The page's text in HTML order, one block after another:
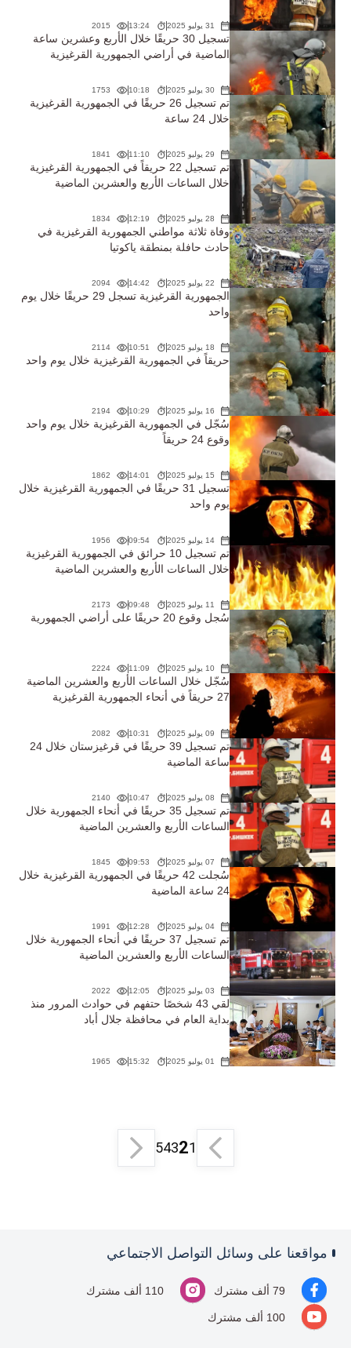
31 يوليو 2025 13:24
2015
تسجيل 30 حريقًا خلال الأربع وعشرين ساعة
الماضية في أراضي الجمهورية القرغيزية
30 يوليو 2025 10:18
1753
تم تسجيل 26 حريقًا في الجمهورية القرغيزية
خلال 24 ساعة
29 يوليو 2025 11:10
1841
تم تسجيل 22 حريقاً في الجمهورية القرغيزية
خلال الساعات الأربع والعشرين الماضية
28 يوليو 2025 12:19
1834
وفاة ثلاثة مواطني الجمهورية القرغيزية في
حادث حافلة بمنطقة ياكوتيا
22 يوليو 2025 14:42
2094
الجمهورية القرغيزية تسجل 29 حريقًا خلال يوم
واحد
18 يوليو 2025 10:51
2114
حريقاً في الجمهورية القرغيزية خلال يوم واحد
16 يوليو 2025 10:29
2194
سُجّل في الجمهورية القرغيزية خلال يوم واحد
وقوع 24 حريقاً
15 يوليو 2025 14:01
1862
تسجيل 31 حريقًا في الجمهورية القرغيزية خلال
يوم واحد
14 يوليو 2025 09:54
1956
تم تسجيل 10 حرائق في الجمهورية القرغيزية
خلال الساعات الأربع والعشرين الماضية
11 يوليو 2025 09:48
2173
سُجل وقوع 20 حريقًا على أراضي الجمهورية
10 يوليو 2025 11:09
2224
سُجّل خلال الساعات الأربع والعشرين الماضية
27 حريقاً في أنحاء الجمهورية القرغيزية
09 يوليو 2025 10:31
2082
تم تسجيل 39 حريقًا في قرغيزستان خلال 24
ساعة الماضية
08 يوليو 2025 10:47
2140
تم تسجيل 35 حريقًا في أنحاء الجمهورية خلال
الساعات الأربع والعشرين الماضية
07 يوليو 2025 09:53
1845
سُجلت 42 حريقًا في الجمهورية القرغيزية خلال
24 ساعة الماضية
04 يوليو 2025 12:28
1991
تم تسجيل 37 حريقًا في أنحاء الجمهورية خلال
الساعات الأربع والعشرين الماضية
03 يوليو 2025 12:05
2022
لقي 43 شخصًا حتفهم في حوادث المرور منذ
بداية العام في محافظة جلال أباد
01 يوليو 2025 15:32
1965
1
2
3
4
5
مواقعنا على وسائل التواصل الاجتماعي
79 ألف مشترك 110 ألف مشترك
100 ألف مشترك